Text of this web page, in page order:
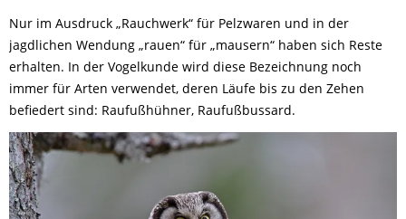
Nur im Ausdruck „Rauchwerk“ für Pelzwaren und in der
jagdlichen Wendung „rauen“ für „mausern“ haben sich Reste
erhalten. In der Vogelkunde wird diese Bezeichnung noch
immer für Arten verwendet, deren Läufe bis zu den Zehen
befiedert sind: Raufußhühner, Raufußbussard.